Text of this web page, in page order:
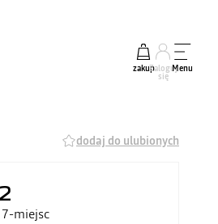
zakupZaloguj
się
Menu
dodaj do ulubionych
miejsc